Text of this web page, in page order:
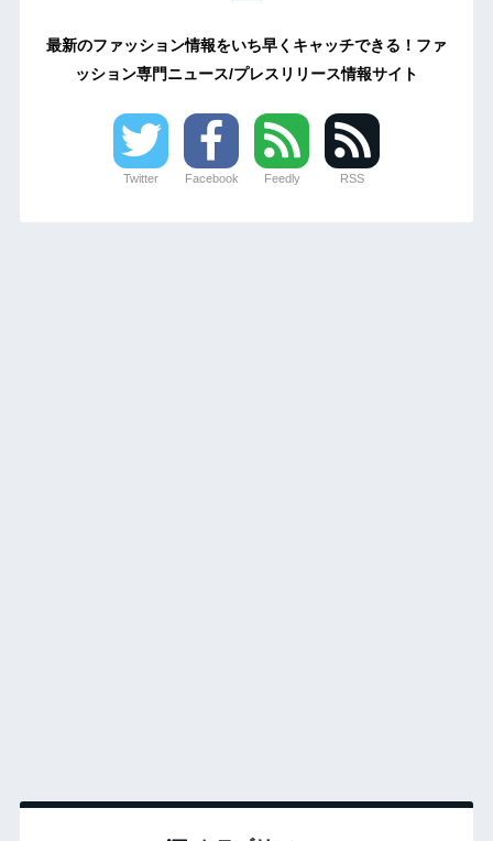
最新のファッション情報をいち早くキャッチできる！ファ
ッション専門ニュース/プレスリリース情報サイト
Twitter Facebook Feedly RSS